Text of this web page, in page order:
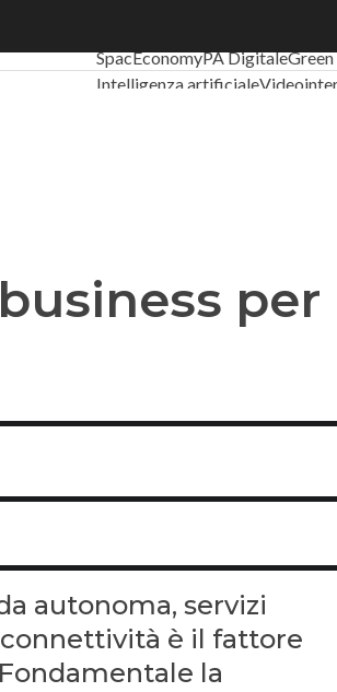
SpacEconomyPA Digitale
Intelligenza artificiale
per
autonoma, servizi
è il fattore
la